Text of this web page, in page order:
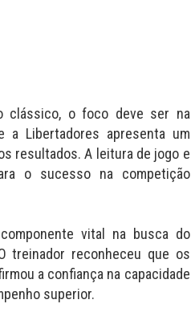
clássico, o foco deve ser na
a Libertadores apresenta um
resultados. A leitura de jogo e
o sucesso na competição
vital na busca do
treinador reconheceu que os
a confiança na capacidade
superior.